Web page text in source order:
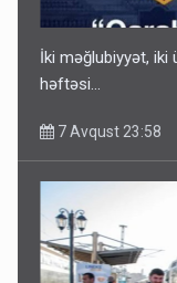
satışından böyük
İki məğlubiyyət,
həftəsi...
7 Avqust 23:58